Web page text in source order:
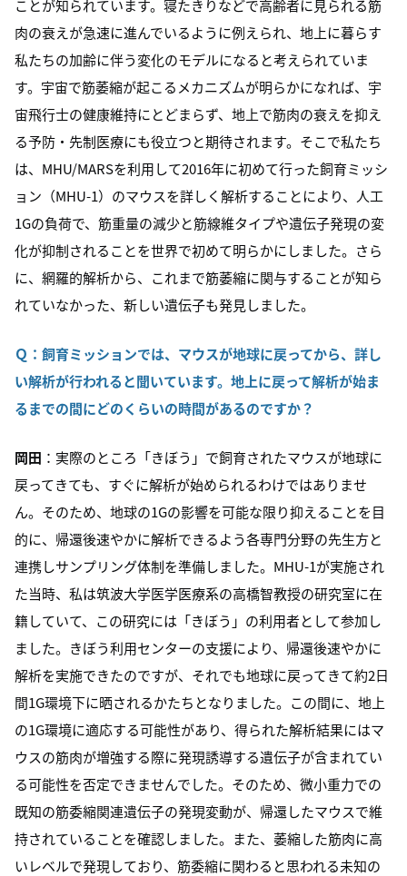
ことが知られています。寝たきりなどで高齢者に見られる筋
肉の衰えが急速に進んでいるように例えられ、地上に暮らす
私たちの加齢に伴う変化のモデルになると考えられていま
す。宇宙で筋萎縮が起こるメカニズムが明らかになれば、宇
宙飛行士の健康維持にとどまらず、地上で筋肉の衰えを抑え
る予防・先制医療にも役立つと期待されます。そこで私たち
は、MHU/MARSを利用して2016年に初めて行った飼育ミッシ
ョン（MHU-1）のマウスを詳しく解析することにより、人工
1Gの負荷で、筋重量の減少と筋線維タイプや遺伝子発現の変
化が抑制されることを世界で初めて明らかにしました。さら
に、網羅的解析から、これまで筋萎縮に関与することが知ら
れていなかった、新しい遺伝子も発見しました。
Ｑ：飼育ミッションでは、マウスが地球に戻ってから、詳し
い解析が行われると聞いています。地上に戻って解析が始ま
るまでの間にどのくらいの時間があるのですか？
岡田 ：実際のところ「きぼう」で飼育されたマウスが地球に
戻ってきても、すぐに解析が始められるわけではありませ
ん。そのため、地球の1Gの影響を可能な限り抑えることを目
的に、帰還後速やかに解析できるよう各専門分野の先生方と
連携しサンプリング体制を準備しました。MHU-1が実施され
た当時、私は筑波大学医学医療系の高橋智教授の研究室に在
籍していて、この研究には「きぼう」の利用者として参加し
ました。きぼう利用センターの支援により、帰還後速やかに
解析を実施できたのですが、それでも地球に戻ってきて約2日
間1G環境下に晒されるかたちとなりました。この間に、地上
の1G環境に適応する可能性があり、得られた解析結果にはマ
ウスの筋肉が増強する際に発現誘導する遺伝子が含まれてい
る可能性を否定できませんでした。そのため、微小重力での
既知の筋委縮関連遺伝子の発現変動が、帰還したマウスで維
持されていることを確認しました。また、萎縮した筋肉に高
いレベルで発現しており、筋委縮に関わると思われる未知の